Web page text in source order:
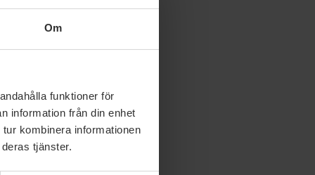
Om
funktioner för
information från din enhet
kombinera informationen
tjänster.